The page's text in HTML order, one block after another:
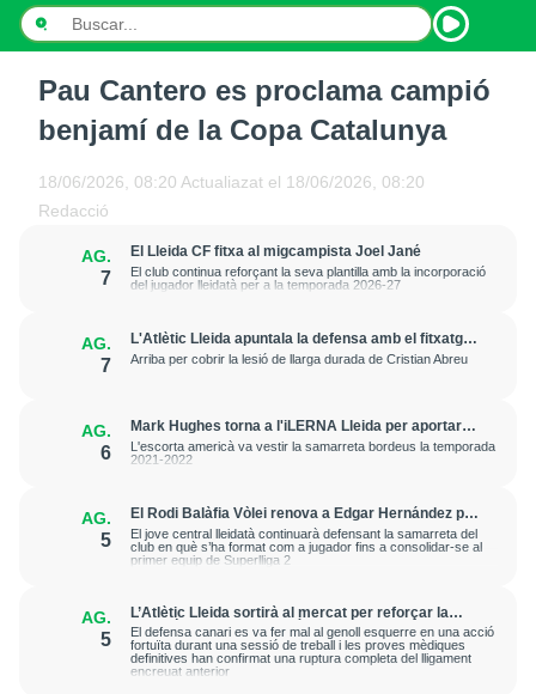
PROGRAMES
CONTACTE
Pau Cantero es proclama campió
benjamí de la Copa Catalunya
18/06/2026, 08:20 Actualiazat el 18/06/2026, 08:20
Redacció
AG.
7
El Lleida CF fitxa al migcampista Joel Jané
El club continua reforçant la seva plantilla amb la incorporació
del jugador lleidatà per a la temporada 2026-27
AG.
7
L'Atlètic Lleida apuntala la defensa amb el fitxatge
del central Fer Romero
Arriba per cobrir la lesió de llarga durada de Cristian Abreu
AG.
6
Mark Hughes torna a l'iLERNA Lleida per aportar
amenaça exterior
L'escorta americà va vestir la samarreta bordeus la temporada
2021-2022
AG.
5
El Rodi Balàfia Vòlei renova a Edgar Hernández per
a la temporada 2026-2027
El jove central lleidatà continuarà defensant la samarreta del
club en què s’ha format com a jugador fins a consolidar-se al
primer equip de Superlliga 2
AG.
5
L’Atlètic Lleida sortirà al mercat per reforçar la
posició de central després de la greu lesió que ha
patit Cristian Abreu
El defensa canari es va fer mal al genoll esquerre en una acció
fortuïta durant una sessió de treball i les proves mèdiques
definitives han confirmat una ruptura completa del lligament
encreuat anterior